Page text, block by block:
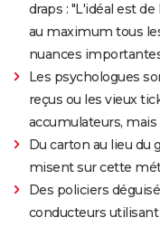
draps : "L'idéal est
au maximum tous
nuances
Les psychologues
reçus ou les vieux
accumulateurs,
Du carton au lieu du
misent sur cette
Des policiers
conducteurs